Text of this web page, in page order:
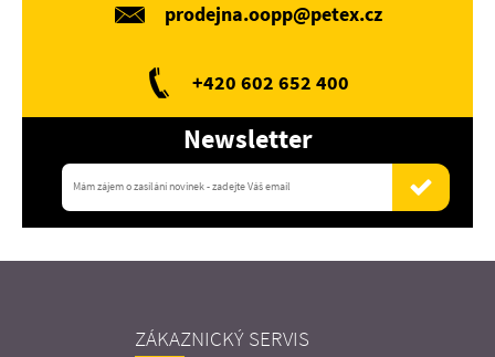
prodejna.oopp@petex.cz
+420 602 652 400
Newsletter
ZÁKAZNICKÝ SERVIS